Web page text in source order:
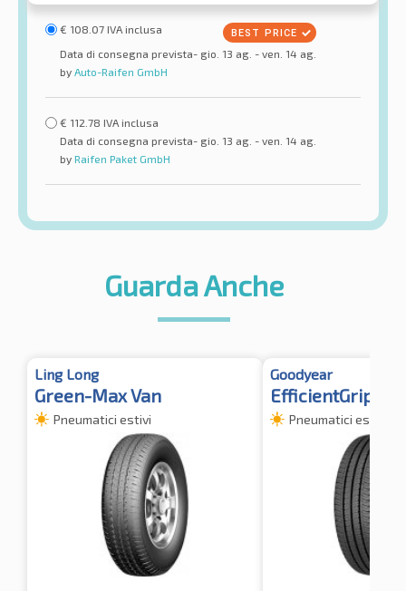
€ 108.07 IVA inclusa
Data di consegna prevista- gio. 13 ag. - ven. 14 ag.
by Auto-Raifen GmbH
€ 112.78 IVA inclusa
Data di consegna prevista- gio. 13 ag. - ven. 14 ag.
by Raifen Paket GmbH
Guarda Anche
Ling Long
Green-Max Van
Pneumatici estivi
Goodyear
EfficientGrip
Pneumatici estivi